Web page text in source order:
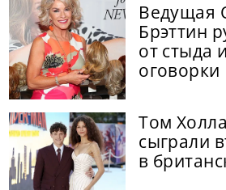
Ведущая
Брэттин
от стыда
оговорки
Том
сыграли
в